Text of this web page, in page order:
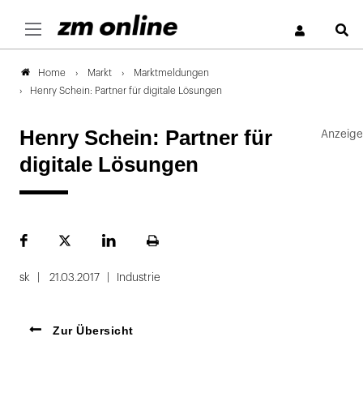
Home Markt
Marktmeldungen
Henry Schein: Partner für digitale Lösungen
Henry Schein: Partner für
digitale Lösungen
FacebookPlattformLinekdInSeite
sk 21.03.2017 Industrie
Zur Übersicht